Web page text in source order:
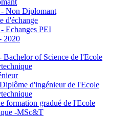
Non Diplomant
d'échange
Echanges PEI
2020
Bachelor of Science de l'Ecole
d'ingénieur de l'Ecole
formation gradué de l'Ecole
-MSc&T